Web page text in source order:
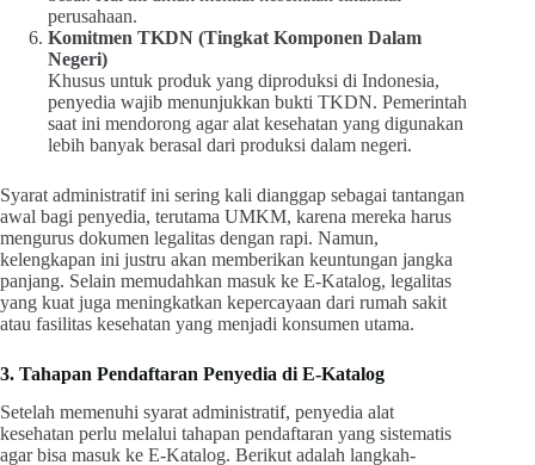
perusahaan.
Komitmen TKDN (Tingkat Komponen Dalam
Negeri)
Khusus untuk produk yang diproduksi di Indonesia,
penyedia wajib menunjukkan bukti TKDN. Pemerintah
saat ini mendorong agar alat kesehatan yang digunakan
lebih banyak berasal dari produksi dalam negeri.
Syarat administratif ini sering kali dianggap sebagai tantangan
awal bagi penyedia, terutama UMKM, karena mereka harus
mengurus dokumen legalitas dengan rapi. Namun,
kelengkapan ini justru akan memberikan keuntungan jangka
panjang. Selain memudahkan masuk ke E-Katalog, legalitas
yang kuat juga meningkatkan kepercayaan dari rumah sakit
atau fasilitas kesehatan yang menjadi konsumen utama.
3. Tahapan Pendaftaran Penyedia di E-Katalog
Setelah memenuhi syarat administratif, penyedia alat
kesehatan perlu melalui tahapan pendaftaran yang sistematis
agar bisa masuk ke E-Katalog. Berikut adalah langkah-